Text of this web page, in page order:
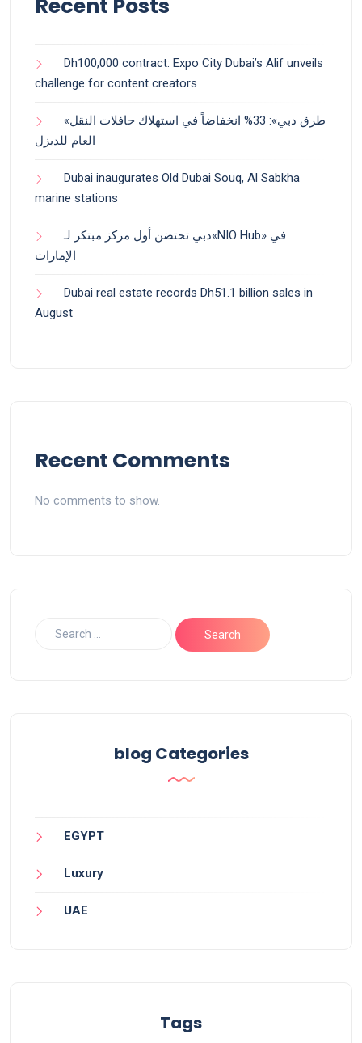
Recent Posts
Dh100,000 contract: Expo City Dubai’s Alif unveils
challenge for content creators
«طرق دبي»: 33% انخفاضاً في استهلاك حافلات النقل
العام للديزل
Dubai inaugurates Old Dubai Souq, Al Sabkha
marine stations
دبي تحتضن أول مركز مبتكر لـ«NIO Hub» في
الإمارات
Dubai real estate records Dh51.1 billion sales in
August
Recent Comments
No comments to show.
blog Categories
EGYPT
Luxury
UAE
Tags